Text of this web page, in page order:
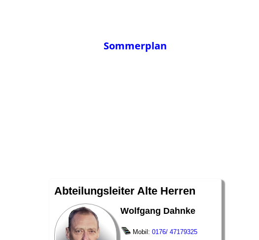
Sommerplan
Abteilungsleiter Alte Herren
Wolfgang Dahnke
Mobil:0176/ 47179325